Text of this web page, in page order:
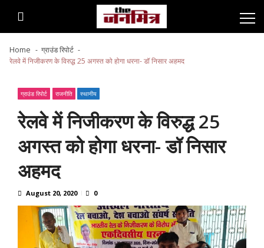
Home
ग्राउंड रिपोर्ट
रेलवे में निजीकरण के विरुद्ध 25 अगस्त को होगा धरना- डॉ निसार अहमद
ग्राउंड रिपोर्ट राजनीति स्थानीय
रेलवे में निजीकरण के विरुद्ध 25
अगस्त को होगा धरना- डॉ निसार
अहमद
August 20, 2020 0